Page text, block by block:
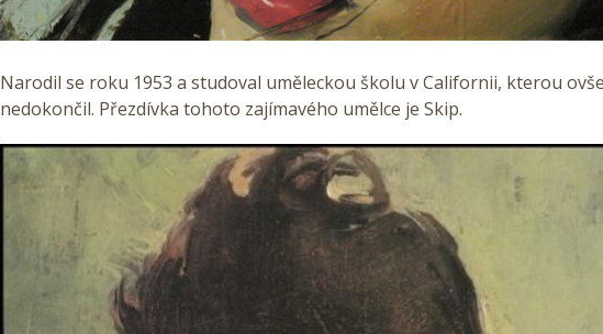
Narodil se roku 1953 a studoval uměleckou školu v Californii, kterou
nedokončil. Přezdívka tohoto zajímavého umělce je Skip.